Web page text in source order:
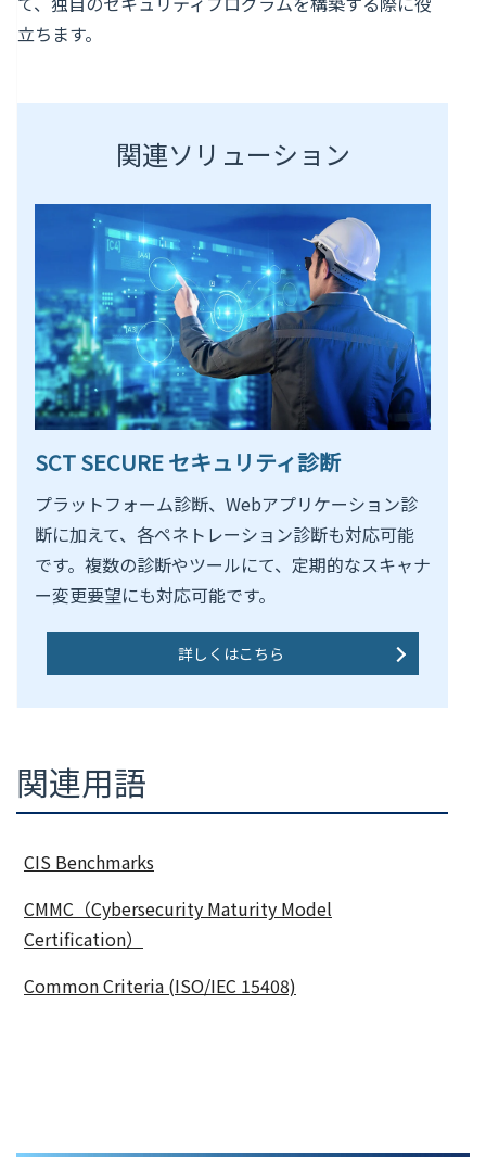
立ちます。
関連ソリューション
SCT SECURE セキュリティ診断
プラットフォーム診断、Webアプリケーション診
断に加えて、各ペネトレーション診断も対応可能
です。複数の診断やツールにて、定期的なスキャナ
ー変更要望にも対応可能です。
詳しくはこちら
関連用語
CIS Benchmarks
CMMC（Cybersecurity Maturity Model
Certification）
Common Criteria (ISO/IEC 15408)